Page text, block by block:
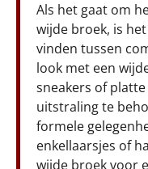
Als het gaat om
wijde broek, is
vinden tussen
look met een
sneakers of
uitstraling te
formele
enkellaarsjes of
wijde broek voor